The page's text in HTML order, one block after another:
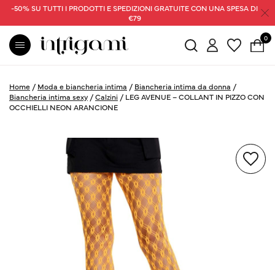
-50% SU TUTTI I PRODOTTI E SPEDIZIONI GRATUITE CON UNA SPESA DI
€79
0
Home / Moda e biancheria intima / Biancheria intima da donna /
Biancheria intima sexy /Calzini / LEG AVENUE – COLLANT IN PIZZO CON
OCCHIELLI NEON ARANCIONE